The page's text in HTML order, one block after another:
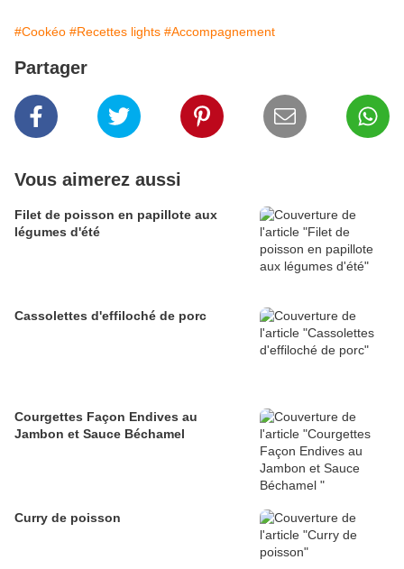
#Cookéo #Recettes lights #Accompagnement
Partager
Vous aimerez aussi
Filet de poisson en papillote aux
légumes d'été
Cassolettes d'effiloché de porc
Courgettes Façon Endives au
Jambon et Sauce Béchamel
Curry de poisson